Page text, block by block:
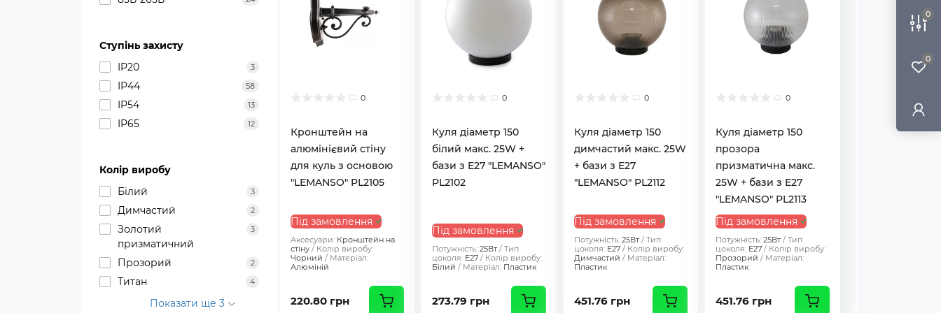
0
0
Ступінь захисту
IP20
3
IP44 58
IP54 13
IP65 12
Колір виробу
Білий
3
Димчастий 2
Золотий
призматичний
3
Прозорий 2
Титан 4
Показати ще 3
0
Кронштейн на
алюмінієвий стіну
для куль з основою
"LEMANSO" PL2105
Під замовлення
Аксесуари: Кронштейн на
стіну
Колір виробу:
Чорний
Матеріал:
Алюміній
220.80 грн
0
Куля діаметр 150
білий макс. 25W +
бази з E27 "LEMANSO"
PL2102
Під замовлення
Потужність: 25Вт
Тип
цоколя: E27
Колір виробу:
Білий
Матеріал: Пластик
273.79 грн
0
Куля діаметр 150
димчастий макс. 25W
+ бази з E27
"LEMANSO" PL2112
Під замовлення
Потужність: 25Вт
Тип
цоколя: E27
Колір виробу:
Димчастий
Матеріал:
Пластик
451.76 грн
0
Куля діаметр 150
прозора
призматична макс.
25W + бази з E27
"LEMANSO" PL2113
Під замовлення
Потужність: 25Вт
Тип
цоколя: E27
Колір виробу:
Прозорий
Матеріал:
Пластик
451.76 грн